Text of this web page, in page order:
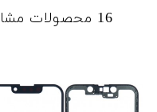
16 محصولات مشابه در شاخه های مختلف: